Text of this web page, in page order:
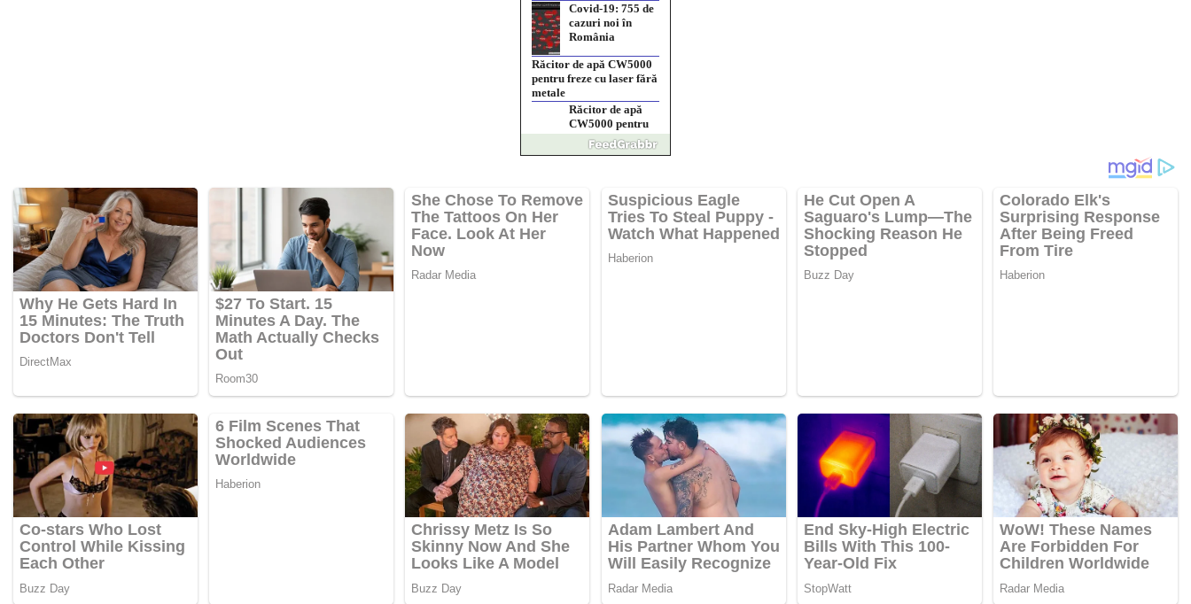
Covid-19: 755 de
cazuri noi în
România
Răcitor de apă CW5000
pentru freze cu laser fără
metale
Răcitor de apă
CW5000 pentru
freze cu laser fără
metale
Creez aplicatie
ANDROID pentru
siteul tau
Aplică acum
pentru toate
tipurile de
împrumuturi și
obține bani
urgent!
Curatare
canapele
Bucuresti.
Curatare
profesionala
Website de tip